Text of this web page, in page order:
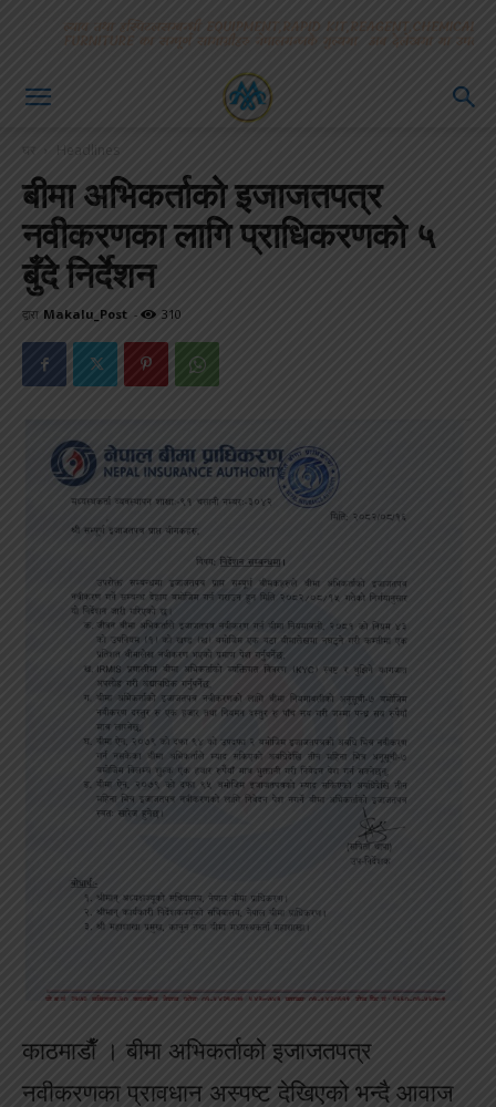
घर Headlines
बीमा अभिकर्ताको इजाजतपत्र
नवीकरणका लागि प्राधिकरणकाे ५
बुँदे निर्देशन
द्वारा Makalu_Post - 310
काठमाडाैँ । बीमा अभिकर्ताको इजाजतपत्र
नवीकरणका प्रावधान अस्पष्ट देखिएको भन्दै आवाज